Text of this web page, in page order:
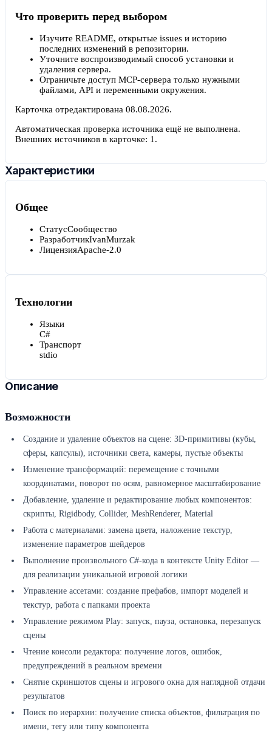
Что проверить перед выбором
Изучите README, открытые issues и историю
последних изменений в репозитории.
Уточните воспроизводимый способ установки и
удаления сервера.
Ограничьте доступ MCP-сервера только нужными
файлами, API и переменными окружения.
Карточка отредактирована 08.08.2026.
Автоматическая проверка источника ещё не выполнена.
Внешних источников в карточке: 1.
Характеристики
Общее
СтатусСообщество
РазработчикIvanMurzak
ЛицензияApache-2.0
Технологии
Языки
C#
Транспорт
stdio
Описание
Возможности
Создание и удаление объектов на сцене: 3D-примитивы (кубы,
сферы, капсулы), источники света, камеры, пустые объекты
Изменение трансформаций: перемещение с точными
координатами, поворот по осям, равномерное масштабирование
Добавление, удаление и редактирование любых компонентов:
скрипты, Rigidbody, Collider, MeshRenderer, Material
Работа с материалами: замена цвета, наложение текстур,
изменение параметров шейдеров
Выполнение произвольного C#-кода в контексте Unity Editor —
для реализации уникальной игровой логики
Управление ассетами: создание префабов, импорт моделей и
текстур, работа с папками проекта
Управление режимом Play: запуск, пауза, остановка, перезапуск
сцены
Чтение консоли редактора: получение логов, ошибок,
предупреждений в реальном времени
Снятие скриншотов сцены и игрового окна для наглядной отдачи
результатов
Поиск по иерархии: получение списка объектов, фильтрация по
имени, тегу или типу компонента